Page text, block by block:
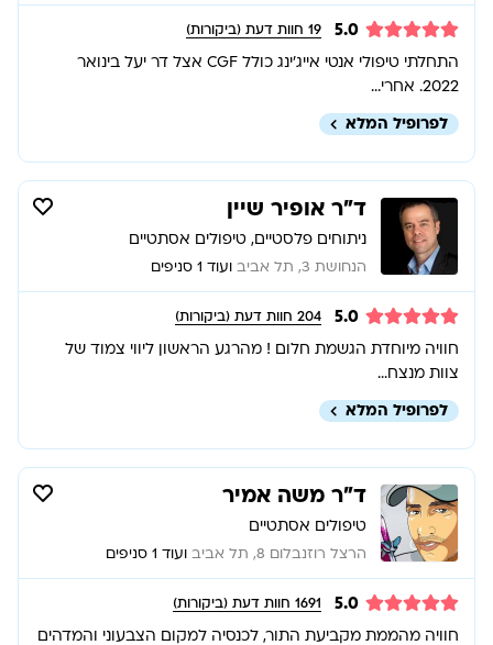
5.0
19 חוות דעת (ביקורות)
התחלתי טיפולי אנטי אייג׳ינג כולל CGF אצל דר יעל בינואר
2022. אחרי...
לפרופיל המלא
ד”ר אופיר שיין
ניתוחים פלסטיים, טיפולים אסתטיים
הנחושת 3, תל אביב ועוד 1 סניפים
5.0
204 חוות דעת (ביקורות)
חוויה מיוחדת הגשמת חלום ! מהרגע הראשון ליווי צמוד של
צוות מנצח...
לפרופיל המלא
ד״ר משה אמיר
טיפולים אסתטיים
הרצל רוזנבלום 8, תל אביב ועוד 1 סניפים
5.0
1691 חוות דעת (ביקורות)
חוויה מהממת מקביעת התור, לכנסיה למקום הצבעוני והמדהים